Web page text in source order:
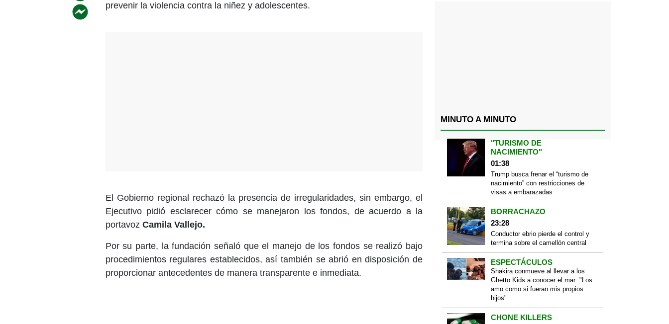
prevenir la violencia contra la niñez y adolescentes.
El Gobierno regional rechazó la presencia de irregularidades, sin embargo, el
Ejecutivo pidió esclarecer cómo se manejaron los fondos, de acuerdo a la
portavoz Camila Vallejo.
Por su parte, la fundación señaló que el manejo de los fondos se realizó bajo
procedimientos regulares establecidos, así también se abrió en disposición de
proporcionar antecedentes de manera transparente e inmediata.
MINUTO A MINUTO
"TURISMO DE
NACIMIENTO"
01:38
Trump busca frenar el “turismo de
nacimiento” con restricciones de
visas a embarazadas
BORRACHAZO
23:28
Conductor ebrio pierde el control y
termina sobre el camellón central
ESPECTÁCULOS
Shakira conmueve al llevar a los
Ghetto Kids a conocer el mar: "Los
amo como si fueran mis propios
hijos"
CHONE KILLERS